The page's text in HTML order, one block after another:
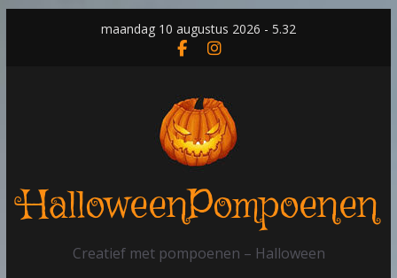
maandag 10 augustus 2026 - 5.32
HalloweenPompoenen
Creatief met pompoenen – Halloween